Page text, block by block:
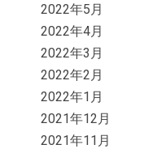
2022年5月
2022年4月
2022年3月
2022年2月
2022年1月
2021年12月
2021年11月